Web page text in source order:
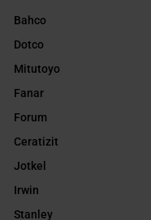
Bahco
Dotco
Mitutoyo
Fanar
Forum
Ceratizit
Jotkel
Irwin
Stanley